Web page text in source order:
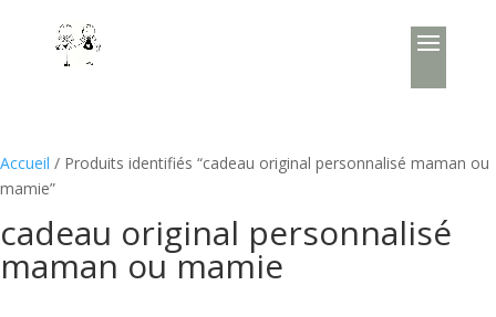
Accueil / Produits identifiés “cadeau original personnalisé maman ou
mamie”
cadeau original personnalisé
maman ou mamie